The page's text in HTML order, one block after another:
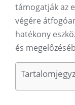
támogatják az
végére
hatékony
és